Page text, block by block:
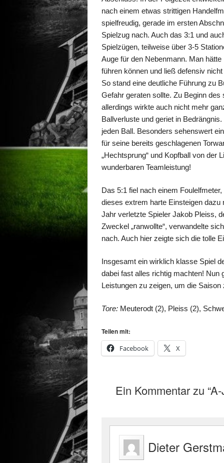
nach einem etwas strittigen
spielfreudig, gerade im ersten
Spielzug nach. Auch das 3:1 und
Spielzügen, teilweise über 3-5
Auge für den Nebenmann. Man
führen können und ließ defensiv
So stand eine deutliche Führung zu
Gefahr geraten sollte. Zu Beginn
allerdings wirkte auch nicht mehr
Ballverluste und geriet in
jeden Ball. Besonders sehenswert
für seine bereits geschlagenen
„Hechtsprung“ und Kopfball von der
wunderbaren Teamleistung!
Das 5:1 fiel nach einem
dieses extrem harte Einsteigen dazu
Jahr verletzte Spieler Jakob Pleiss,
Zweckel „ranwollte“, verwandelte
nach. Auch hier zeigte sich die tolle
Insgesamt ein wirklich klasse Spiel
dabei fast alles richtig machten! Nun
Leistungen zu zeigen, um die
Tore: Meuterodt (2), Pleiss (2),
Teilen mit:
Facebook
X
Ein Kommentar zu
Dieter